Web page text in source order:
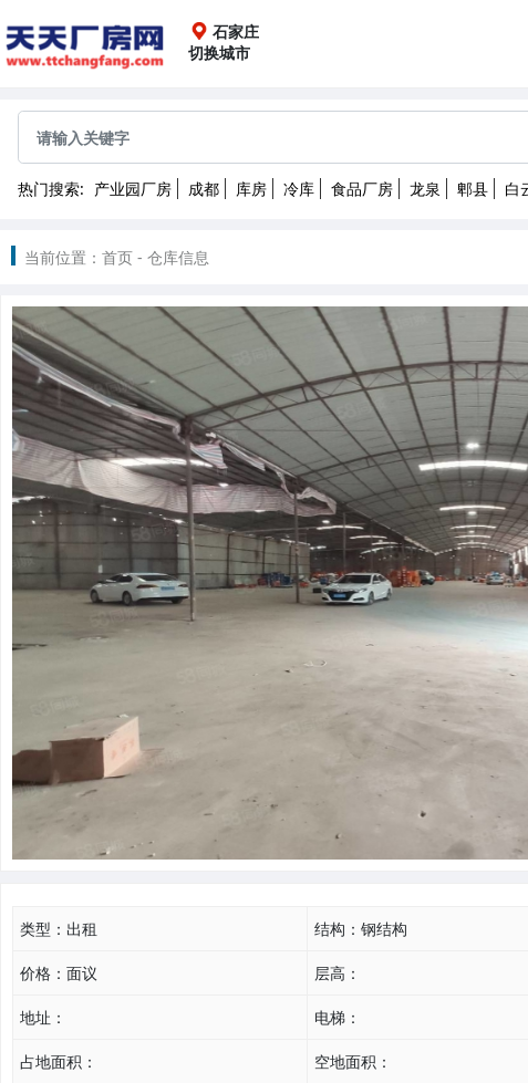
石家庄
切换城市
全国
成都 重庆 上海 广州
北京
天津 石家庄
热门搜索: 产业园厂房 成都 库房 冷库 食品厂房 龙泉 郫县 白
当前位置： 首页 - 仓库信息
类型： 出租 结构： 钢结构
价格： 面议 层高：
地址： 电梯：
占地面积： 空地面积：